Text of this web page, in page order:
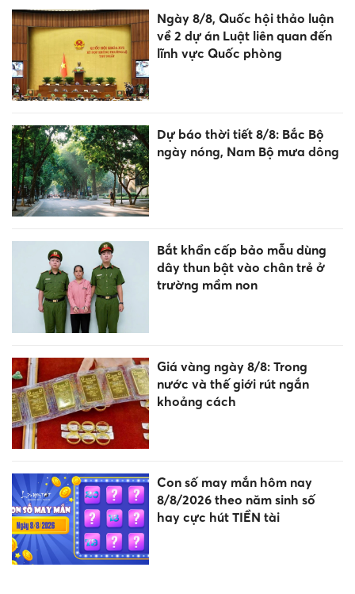
Ngày 8/8, Quốc hội thảo luận
về 2 dự án Luật liên quan đến
lĩnh vực Quốc phòng
Dự báo thời tiết 8/8: Bắc Bộ
ngày nóng, Nam Bộ mưa dông
Bắt khẩn cấp bảo mẫu dùng
dây thun bật vào chân trẻ ở
trường mầm non
Giá vàng ngày 8/8: Trong
nước và thế giới rút ngắn
khoảng cách
Con số may mắn hôm nay
8/8/2026 theo năm sinh số
hay cực hút TIỀN tài